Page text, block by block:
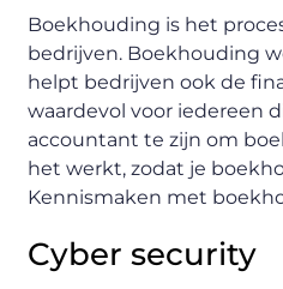
Boekhouding is het
bedrijven. Boekhouding
helpt bedrijven ook de
waardevol voor iedereen
accountant te zijn om
het werkt, zodat je
Kennismaken met
Cyber security